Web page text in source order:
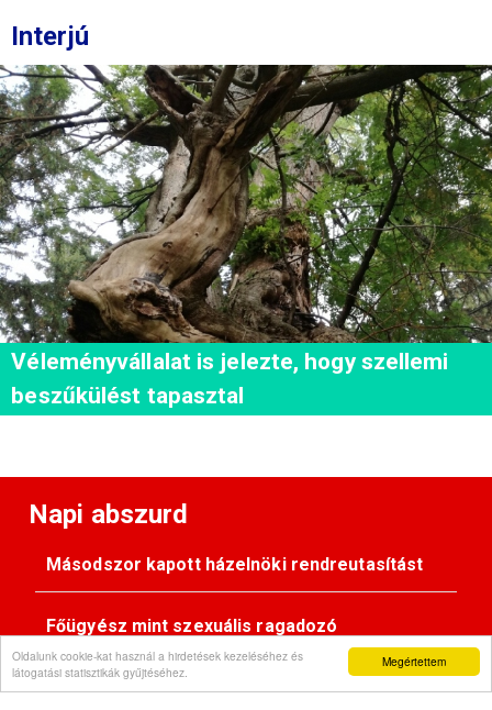
Megértettem
Oldalunk cookie-kat használ a hirdetések kezeléséhez és
látogatási statisztikák gyűjtéséhez.
Interjú
Véleményvállalat is jelezte, hogy szellemi
beszűkülést tapasztal
Napi abszurd
Másodszor kapott házelnöki rendreutasítást
Főügyész mint szexuális ragadozó
Pimasz önkényúr